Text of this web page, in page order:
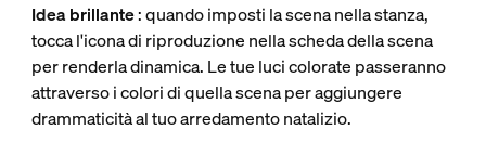
Idea brillante: quando imposti la scena nella stanza,
tocca l'icona di riproduzione nella scheda della scena
per renderla dinamica. Le tue luci colorate passeranno
attraverso i colori di quella scena per aggiungere
drammaticità al tuo arredamento natalizio.